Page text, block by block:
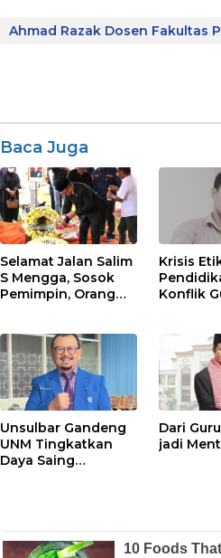
Ahmad Razak Dosen Fakultas
Baca Juga
Selamat Jalan Salim
S Mengga, Sosok
Pemimpin, Orang
Krisis
Konflik
Unsulbar Gandeng
UNM Tingkatkan
Daya Saing
Dari
jadi